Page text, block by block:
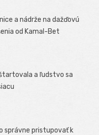
a nádrže na dažďovú
od Kamal-Bet
a ľudstvo sa
správne pristupovať k